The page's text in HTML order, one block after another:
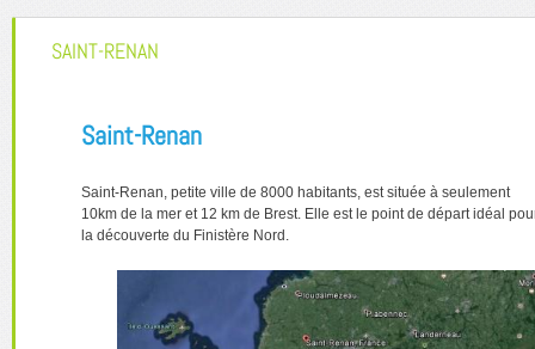
SAINT-RENAN
Saint-Renan
Saint-Renan, petite ville de 8000 habitants, est située à seulement
10km de la mer et 12 km de Brest. Elle est le point de départ idéal
la découverte du Finistère Nord.